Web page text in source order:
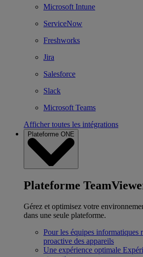
Microsoft Intune
ServiceNow
Freshworks
Jira
Salesforce
Slack
Microsoft Teams
Afficher toutes les intégrations
Plateforme ONE
Plateforme
Gérez et optimisez votre
dans une seule plateforme.
Pour les équipes informatiques
proactive des appareils
Une expérience optimale